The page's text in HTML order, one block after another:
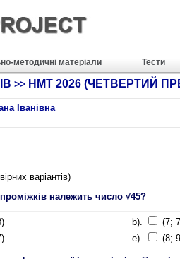
методичні матеріали Тести
>> НМТ 2026 (ЧЕТВЕРТИЙ
Іванівна
варіантів)
належить число √45?
b).
(7;
e). (8;